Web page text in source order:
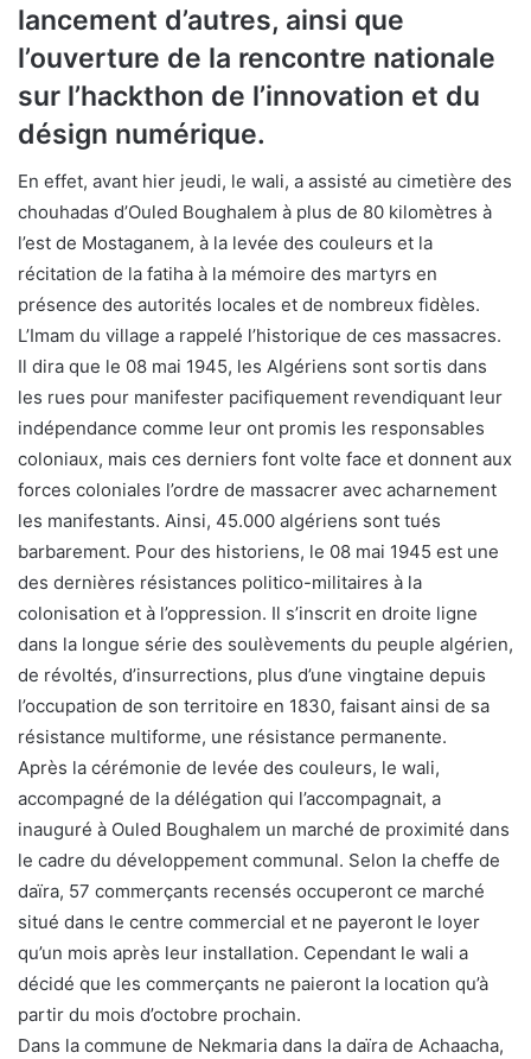
lancement d’autres, ainsi que
l’ouverture de la rencontre nationale
sur l’hackthon de l’innovation et du
désign numérique.
En effet, avant hier jeudi, le wali, a assisté au cimetière des
chouhadas d’Ouled Boughalem à plus de 80 kilomètres à
l’est de Mostaganem, à la levée des couleurs et la
récitation de la fatiha à la mémoire des martyrs en
présence des autorités locales et de nombreux fidèles.
L’Imam du village a rappelé l’historique de ces massacres.
Il dira que le 08 mai 1945, les Algériens sont sortis dans
les rues pour manifester pacifiquement revendiquant leur
indépendance comme leur ont promis les responsables
coloniaux, mais ces derniers font volte face et donnent aux
forces coloniales l’ordre de massacrer avec acharnement
les manifestants. Ainsi, 45.000 algériens sont tués
barbarement. Pour des historiens, le 08 mai 1945 est une
des dernières résistances politico-militaires à la
colonisation et à l’oppression. Il s’inscrit en droite ligne
dans la longue série des soulèvements du peuple algérien,
de révoltés, d’insurrections, plus d’une vingtaine depuis
l’occupation de son territoire en 1830, faisant ainsi de sa
résistance multiforme, une résistance permanente.
Après la cérémonie de levée des couleurs, le wali,
accompagné de la délégation qui l’accompagnait, a
inauguré à Ouled Boughalem un marché de proximité dans
le cadre du développement communal. Selon la cheffe de
daïra, 57 commerçants recensés occuperont ce marché
situé dans le centre commercial et ne payeront le loyer
qu’un mois après leur installation. Cependant le wali a
décidé que les commerçants ne paieront la location qu’à
partir du mois d’octobre prochain.
Dans la commune de Nekmaria dans la daïra de Achaacha,